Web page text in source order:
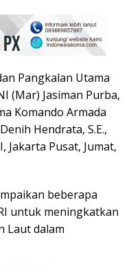
Pangkalan Utama
(Mar) Jasiman Purba,
Komando Armada
Hendrata, S.E.,
Jakarta Pusat, Jumat,
beberapa
untuk meningkatkan
Laut dalam